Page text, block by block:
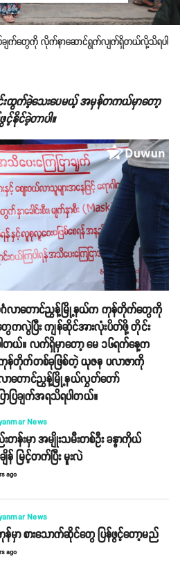
ျက်တွေကို လိုက်နာဆောင်ရွက်လျက်ရှိတယ်လို့သိရပါ
းထွက်ခဲ့သေးပေမယ့် အမှန်တကယ်မှာတော့
နိုင်ခဲ့တာပါ။
င်္ဂလာတောင်ညွန့်မြို့နယ်က ကုန်တိုက်တွေကို
ကလွဲပြီး ကျန်ဆိုင်အားလုံးပိတ်ဖို့ တိုင်း
တယ်။ လက်ရှိမှာတော့ မေ ၁၆ရက်နေ့က
န်တိုက်တစ်ခုဖြစ်တဲ့ ယုဇန ပလာဇာကို
လာတောင်ညွန့်မြို့နယ်လွှတ်တော်
ပြချက်အရသိရပါတယ်။
News
န်းမှာ အမျိုးသမီးတစ်ဦး ခန္ဓာကိုယ်
န် မြင့်တက်ပြီး မူးလဲ
ago
News
န်မှာ စားသောက်ဆိုင်တွေ ပြန်ဖွင့်တော့မည်
ago